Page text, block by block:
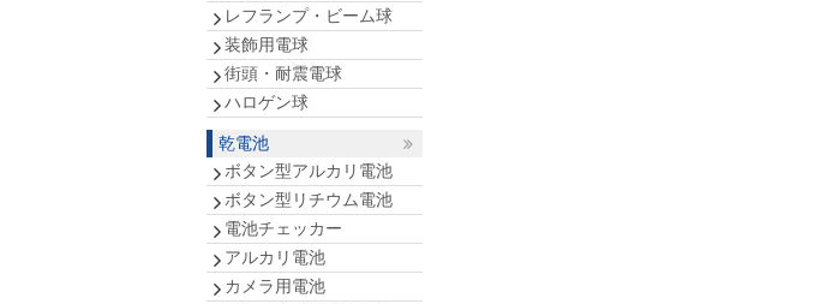
レフランプ・ビーム球
装飾用電球
街頭・耐震電球
ハロゲン球
乾電池
ボタン型アルカリ電池
ボタン型リチウム電池
電池チェッカー
アルカリ電池
カメラ用電池